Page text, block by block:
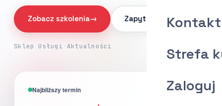
Kontakt
Strefa
Zaloguj
Zobacz szkolenia→ Zapytaj o ofertę
Sklep · Usługi ·Aktualności
Najbliższy termin AQ-MED